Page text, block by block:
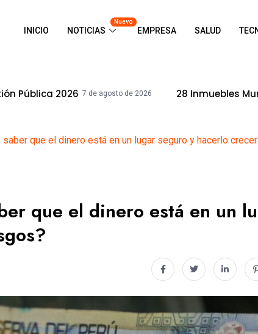
INICIO NOTICIAS
Nuevo
EMPRESA SALUD
7 de agosto de 2026 28 Inmuebles Municipales
que el dinero está en un lugar seguro y hacerlo
que el dinero está en un